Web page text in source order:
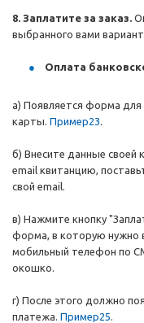
8. Заплатите за заказ.
выбранного вами
Оплата
а) Появляется форма
карты. Пример23.
б) Внесите данные своей
email квитанцию,
свой email.
в) Нажмите кнопку
форма, в которую нужно
мобильный телефон по
окошко.
г) После этого должно
платежа. Пример25.